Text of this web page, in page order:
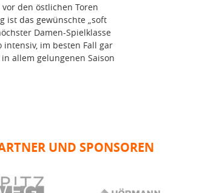
den östlichen Toren
ist das gewünschte „soft
Damen-Spielklasse
im besten Fall gar
allem gelungenen Saison
UND SPONSOREN